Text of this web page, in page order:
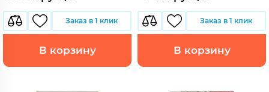
Заказ в 1 клик
В корзину
Заказ в 1 клик
В корзину